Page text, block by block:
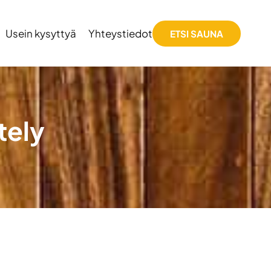
Usein kysyttyä Yhteystiedot ETSI SAUNA